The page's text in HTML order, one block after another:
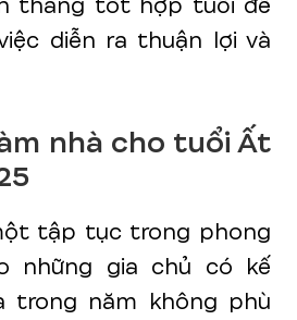
tháng tốt hợp tuổi để
diễn ra thuận lợi và
nhà cho tuổi Ất
tập tục trong phong
những gia chủ có kế
trong năm không phù